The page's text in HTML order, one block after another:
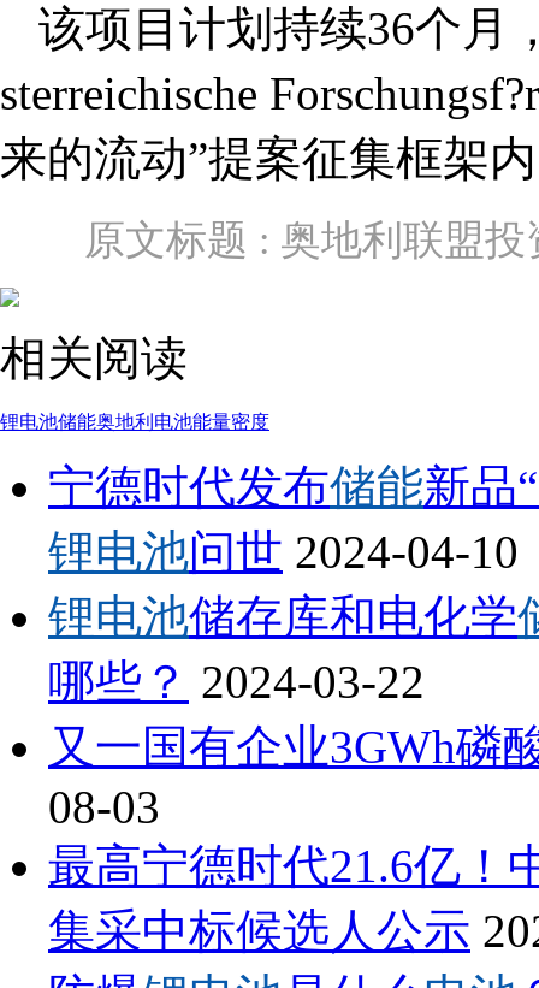
该项目计划持续36个月
sterreichische
来的流动”提案征集框架
原文标题 : 奥地利联盟
相关阅读
锂电池储能奥地利 电池能量密度
宁德时代发布储能新品
锂电池问世 2024-04-10
锂电池储存库和电化学
哪些？ 2024-03-22
又一国有企业3GWh磷
08-03
最高宁德时代21.6亿！
集采中标候选人公示